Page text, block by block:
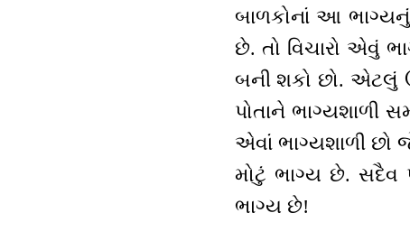
બાળકોનાં આ
છે. તો વિચારો એવું
બની શકો છો.
પોતાને ભાગ્યશાળી
એવાં ભાગ્યશાળી છો
મોટું ભાગ્ય છે. સદૈવ
ભાગ્ય છે!